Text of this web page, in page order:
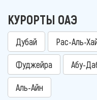
КУРОРТЫ ОАЭ
Дубай Рас-Аль-
Фуджейра Абу-
Аль-Айн